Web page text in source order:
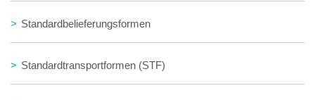
> Standardbelieferungsformen
> Standardtransportformen (STF)